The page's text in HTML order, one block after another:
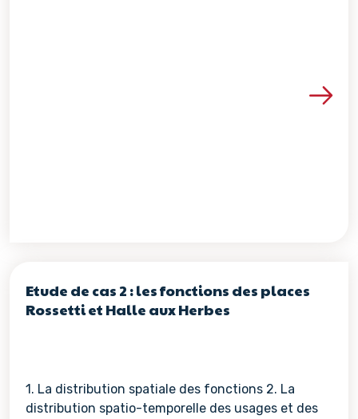
Voir les détails de la
Etude de cas 2 : les fonctions des places
Rossetti et Halle aux Herbes
1. La distribution spatiale des fonctions 2. La
distribution spatio-temporelle des usages et des